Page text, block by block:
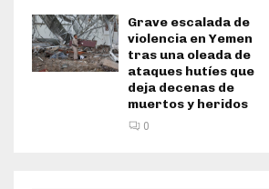
Grave escalada de
violencia en Yemen
tras una oleada de
ataques hutíes que
deja decenas de
muertos y heridos
0